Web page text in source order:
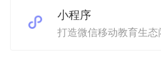
小程序
打造微信移动教育生态